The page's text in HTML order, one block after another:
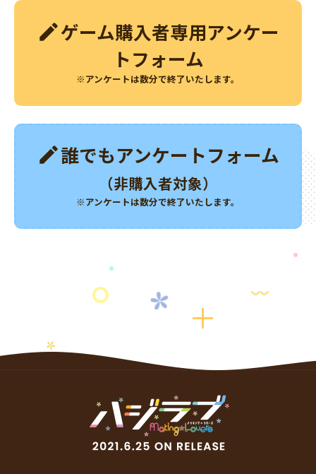
createゲーム購入者専用アンケー
トフォーム
※アンケートは数分で終了いたします。
create誰でもアンケートフォーム
（非購入者対象）
※アンケートは数分で終了いたします。